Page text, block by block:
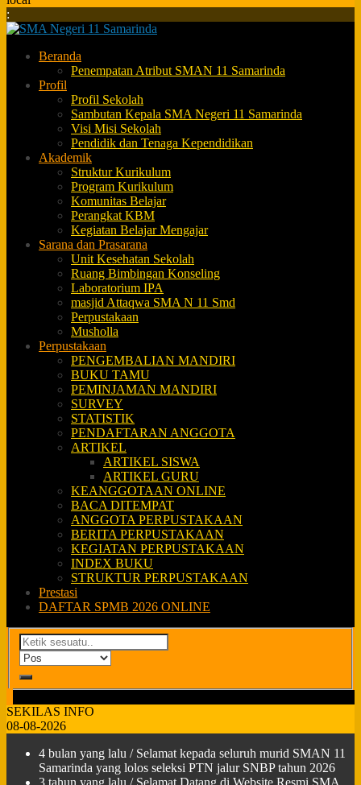
:
Beranda
Penempatan Atribut SMAN 11 Samarinda
Profil
Profil Sekolah
Sambutan Kepala SMA Negeri 11 Samarinda
Visi Misi Sekolah
Pendidik dan Tenaga Kependidikan
Akademik
Struktur Kurikulum
Program Kurikulum
Komunitas Belajar
Perangkat KBM
Kegiatan Belajar Mengajar
Sarana dan Prasarana
Unit Kesehatan Sekolah
Ruang Bimbingan Konseling
Laboratorium IPA
masjid Attaqwa SMA N 11 Smd
Perpustakaan
Musholla
Perpustakaan
PENGEMBALIAN MANDIRI
BUKU TAMU
PEMINJAMAN MANDIRI
SURVEY
STATISTIK
PENDAFTARAN ANGGOTA
ARTIKEL
ARTIKEL SISWA
ARTIKEL GURU
KEANGGOTAAN ONLINE
BACA DITEMPAT
ANGGOTA PERPUSTAKAAN
BERITA PERPUSTAKAAN
KEGIATAN PERPUSTAKAAN
INDEX BUKU
STRUKTUR PERPUSTAKAAN
Prestasi
DAFTAR SPMB 2026 ONLINE
SEKILAS INFO
08-08-2026
4 bulan yang lalu / Selamat kepada seluruh murid SMAN 11
Samarinda yang lolos seleksi PTN jalur SNBP tahun 2026
3 tahun yang lalu / Selamat Datang di Website Resmi SMA